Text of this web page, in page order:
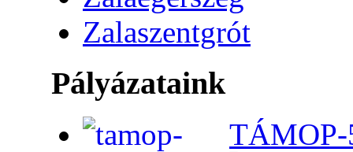
Zalaszentgrót
Pályázataink
TÁMOP-